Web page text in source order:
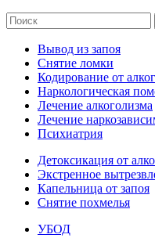
Вывод из запоя
Снятие ломки
Кодирование от
Наркологическая
Лечение алкоголизма
Лечение
Психиатрия
Детоксикация от
Экстренное
Капельница от запоя
Снятие похмелья
УБОД